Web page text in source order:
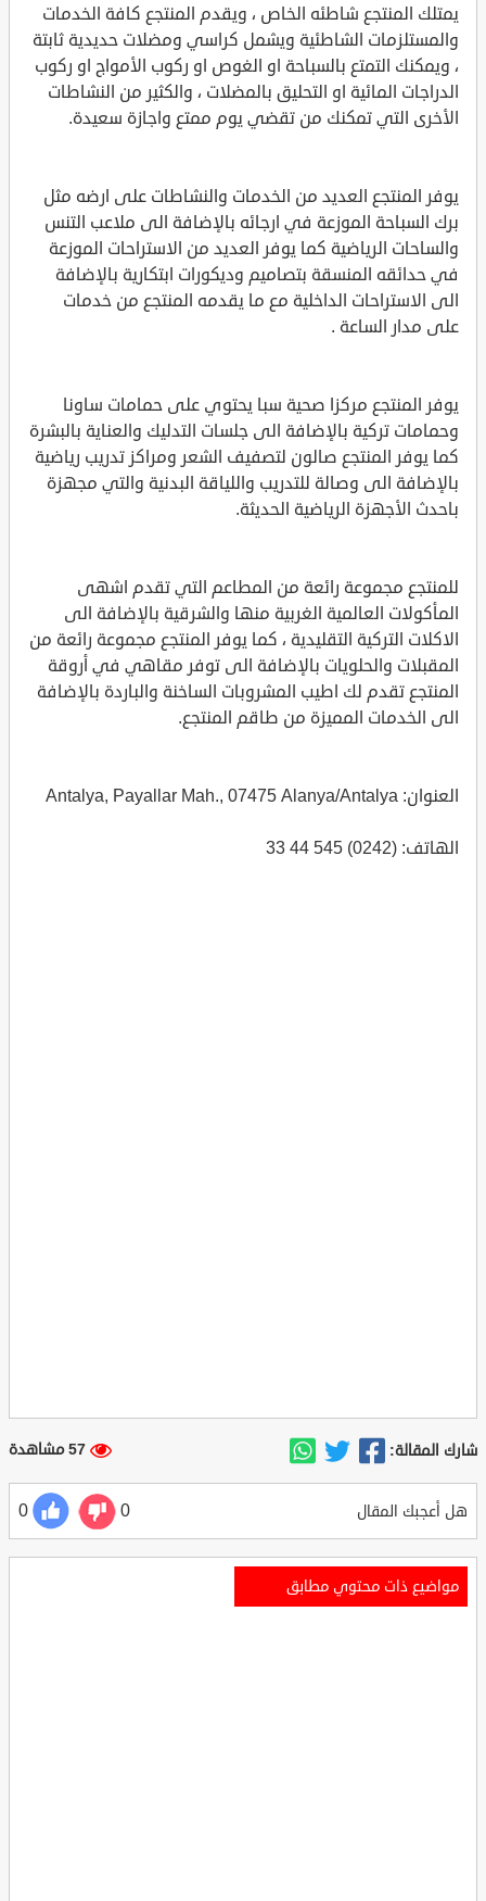
يمتلك المنتجع شاطئه الخاص ، ويقدم المنتجع كافة الخدمات
والمستلزمات الشاطئية ويشمل كراسي ومضلات حديدية ثابتة
، ويمكنك التمتع بالسباحة او الغوص او ركوب الأمواج او ركوب
الدراجات المائية او التحليق بالمضلات ، والكثير من النشاطات
الأخرى التي تمكنك من تقضي يوم ممتع واجازة سعيدة.
يوفر المنتجع العديد من الخدمات والنشاطات على ارضه مثل
برك السباحة الموزعة في ارجائه بالإضافة الى ملاعب التنس
والساحات الرياضية كما يوفر العديد من الاستراحات الموزعة
في حدائقه المنسقة بتصاميم وديكورات ابتكارية بالإضافة
الى الاستراحات الداخلية مع ما يقدمه المنتجع من خدمات
على مدار الساعة .
يوفر المنتجع مركزا صحية سبا يحتوي على حمامات ساونا
وحمامات تركية بالإضافة الى جلسات التدليك والعناية بالبشرة
كما يوفر المنتجع صالون لتصفيف الشعر ومراكز تدريب رياضية
بالإضافة الى وصالة للتدريب واللياقة البدنية والتي مجهزة
باحدث الأجهزة الرياضية الحديثة.
للمنتجع مجموعة رائعة من المطاعم التي تقدم اشهى
المأكولات العالمية الغربية منها والشرقية بالإضافة الى
الاكلات التركية التقليدية ، كما يوفر المنتجع مجموعة رائعة من
المقبلات والحلويات بالإضافة الى توفر مقاهي في أروقة
المنتجع تقدم لك اطيب المشروبات الساخنة والباردة بالإضافة
الى الخدمات المميزة من طاقم المنتجع.
العنوان: Antalya, Payallar Mah., 07475 Alanya/Antalya
الهاتف: (0242) 545 44 33
شارك المقالة: 57 مشاهدة
هل أعجبك المقال 0
0
مواضيع ذات محتوي مطابق